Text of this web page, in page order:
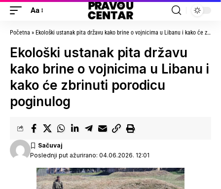
Aa
Početna » Ekološki ustanak pita državu kako brine o vojnicima u Libanu i kako će zbrinuti porodicu poginulog
Ekološki ustanak pita državu
kako brine o vojnicima u Libanu i
kako će zbrinuti porodicu
poginulog
Poslednji put ažurirano: 04.06.2026. 12:01